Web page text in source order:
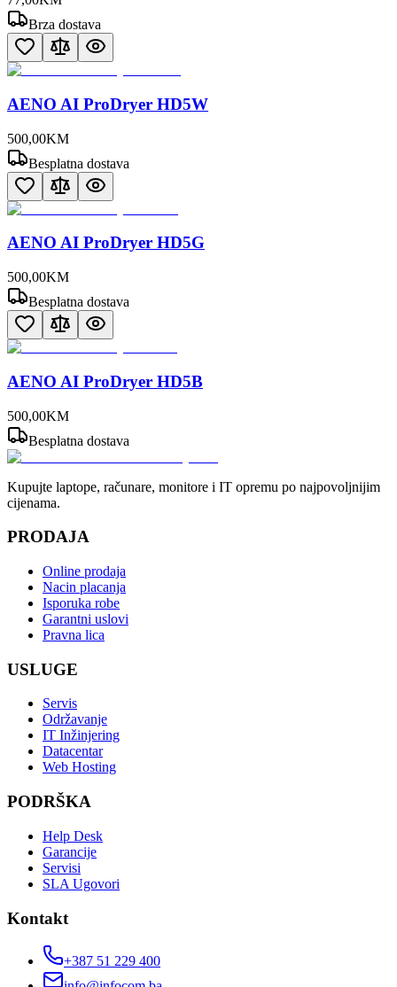
Brza dostava
AENO AI ProDryer HD5W
500,00KM
Besplatna dostava
AENO AI ProDryer HD5G
500,00KM
Besplatna dostava
AENO AI ProDryer HD5B
500,00KM
Besplatna dostava
Kupujte laptope, računare, monitore i IT opremu po najpovoljnijim
cijenama.
PRODAJA
Online prodaja
Nacin placanja
Isporuka robe
Garantni uslovi
Pravna lica
USLUGE
Servis
Održavanje
IT Inžinjering
Datacentar
Web Hosting
PODRŠKA
Help Desk
Garancije
Servisi
SLA Ugovori
Kontakt
+387 51 229 400